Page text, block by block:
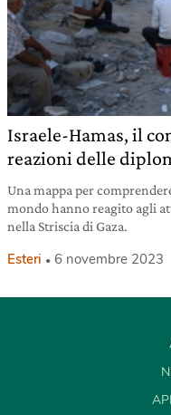
Israele-Hamas, il
reazioni delle
Una mappa per
mondo hanno reagito agli
nella Striscia di Gaza.
Esteri 6 novembre 2023